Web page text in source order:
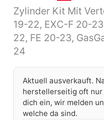
Zylinder Kit Mit
19-22, EXC-F 20-
22, FE 20-23,
24
Aktuell ausverkauft.
herstellerseitig oft
dich ein, wir melden
welche da sind.